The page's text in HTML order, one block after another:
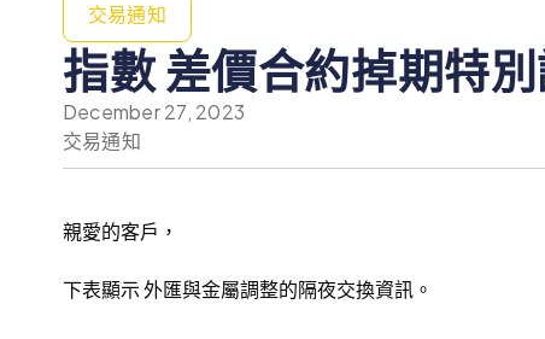
交易通知
指數 差價合約掉期特
December 27, 2023
交易通知
親愛的客戶，
下表顯示 外匯與金屬調整的隔夜交換資訊。